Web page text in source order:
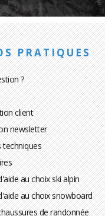
PRATIQUES
?
client
newsletter
techniques
au choix ski alpin
au choix snowboard
de randonnée